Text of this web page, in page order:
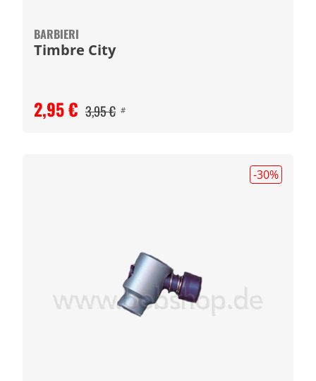
BARBIERI
Timbre City
2,95 € 3,95 € #
-30%